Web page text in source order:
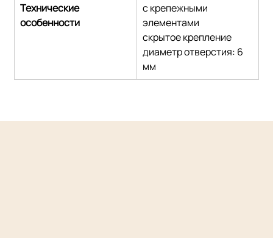
Технические
особенности
с крепежными
элементами
скрытое крепление
диаметр отверстия: 6
мм